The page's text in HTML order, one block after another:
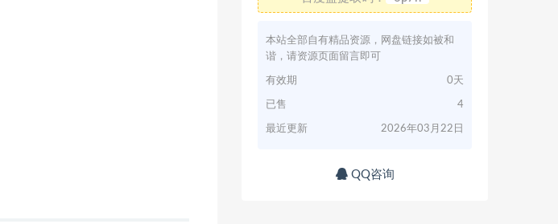
本站全部自有精品资源，网盘链接如被和
谐，请资源页面留言即可
有效期 0天
已售 4
最近更新 2026年03月22日
QQ咨询